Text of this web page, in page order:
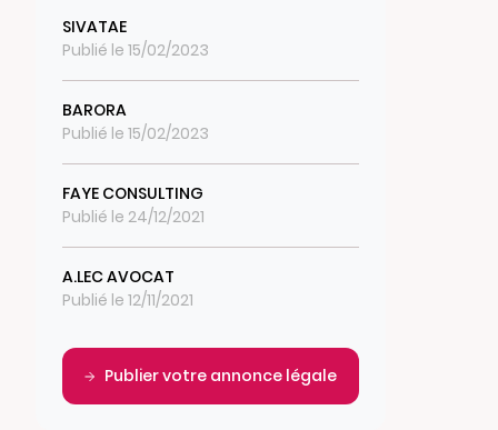
SIVATAE
Publié le 15/02/2023
BARORA
Publié le 15/02/2023
FAYE CONSULTING
Publié le 24/12/2021
A.LEC AVOCAT
Publié le 12/11/2021
Publier votre annonce légale